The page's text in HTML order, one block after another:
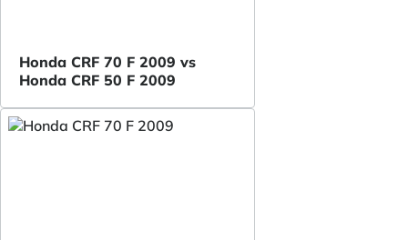
Honda CRF 70 F 2009 vs
Honda CRF 50 F 2009